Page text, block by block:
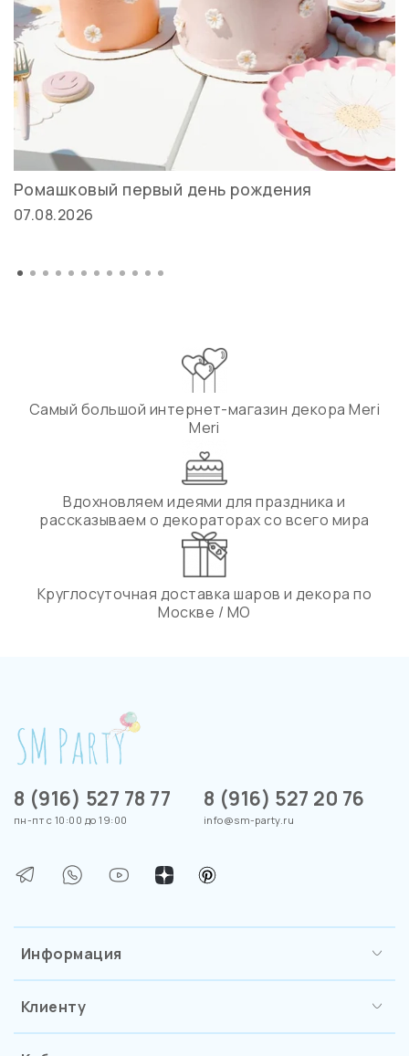
Ромашковый первый день рождения
07.08.2026
Самый большой интернет-магазин декора Meri
Meri
Вдохновляем идеями для праздника и
рассказываем о декораторах со всего мира
Круглосуточная доставка шаров и декора по
Москве / МО
Информация
Клиенту
8 (916) 527 78 77
пн-пт с 10:00 до 19:00
8 (916) 527 20 76
info@sm-party.ru